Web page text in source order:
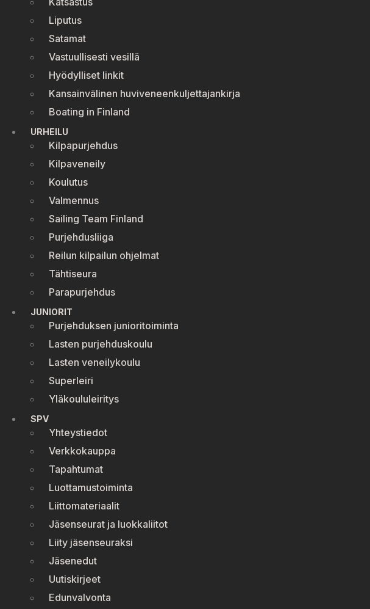
Liputus
Satamat
Vastuullisesti vesillä
Hyödylliset linkit
Kansainvälinen huviveneenkuljettajankirja
Boating in Finland
URHEILU
Kilpapurjehdus
Kilpaveneily
Koulutus
Valmennus
Sailing Team Finland
Purjehdusliiga
Reilun kilpailun ohjelmat
Tähtiseura
Parapurjehdus
JUNIORIT
Purjehduksen junioritoiminta
Lasten purjehduskoulu
Lasten veneilykoulu
Superleiri
Yläkoululeiritys
SPV
Yhteystiedot
Verkkokauppa
Tapahtumat
Luottamustoiminta
Liittomateriaalit
Jäsenseurat ja luokkaliitot
Liity jäsenseuraksi
Jäsenedut
Uutiskirjeet
Edunvalvonta